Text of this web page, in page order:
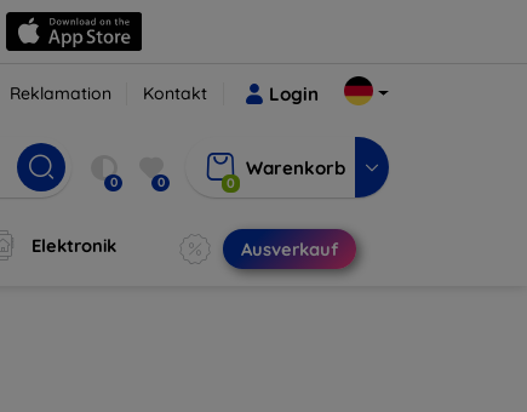
Reklamation Kontakt Login
0 0 0
Warenkorb
Elektronik Ausverkauf